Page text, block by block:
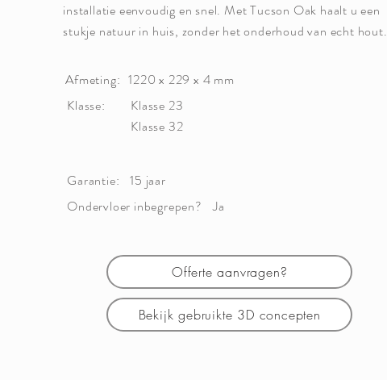
installatie eenvoudig en snel. Met Tucson Oak haalt u een
stukje natuur in huis, zonder het onderhoud van echt hout.
Afmeting: 1220 x 229 x 4 mm
Klasse:
Klasse 23
Klasse 32
Garantie:
15 jaar
Ondervloer inbegrepen?
Ja
Offerte aanvragen?
Bekijk gebruikte 3D concepten